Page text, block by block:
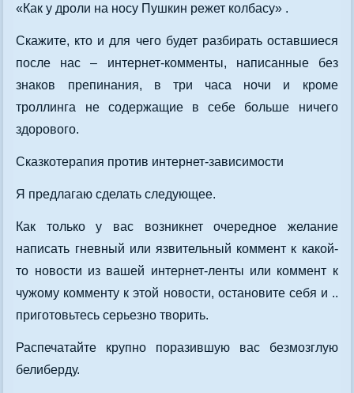
«Как у дроли на носу Пушкин режет колбасу» .
Скажите, кто и для чего будет разбирать оставшиеся
после нас – интернет-комменты, написанные без
знаков препинания, в три часа ночи и кроме
троллинга не содержащие в себе больше ничего
здорового.
Сказкотерапия против интернет-зависимости
Я предлагаю сделать следующее.
Как только у вас возникнет очередное желание
написать гневный или язвительный коммент к какой-
то новости из вашей интернет-ленты или коммент к
чужому комменту к этой новости, остановите себя и ..
приготовьтесь серьезно творить.
Распечатайте крупно поразившую вас безмозглую
белиберду.